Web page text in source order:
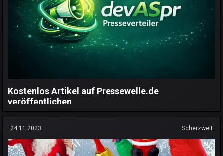
Kostenlos Artikel auf Pressewelle.de
veröffentlichen
24.11.2023 Scherzwelt